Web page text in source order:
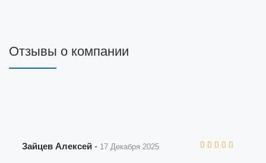
Отзывы о компании
Зайцев Алексей - 17 Декабря 2025